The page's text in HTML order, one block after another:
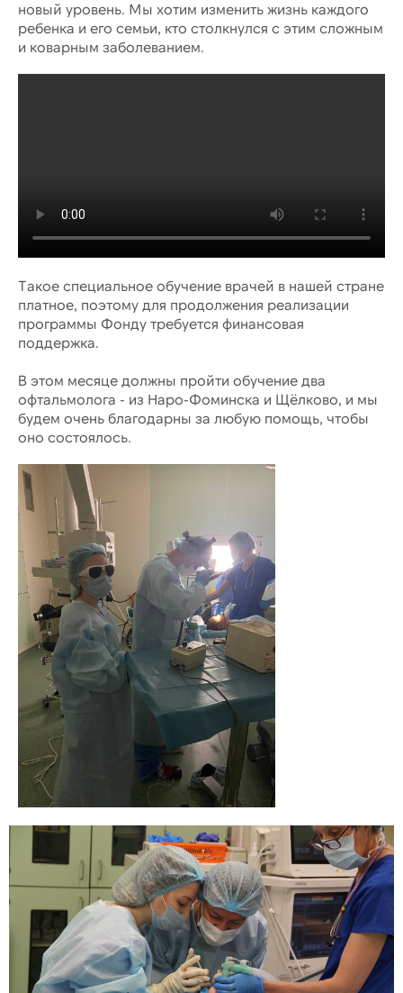
новый уровень. Мы хотим изменить жизнь каждого
ребенка и его семьи, кто столкнулся с этим сложным
и коварным заболеванием.
Такое специальное обучение врачей в нашей стране
платное, поэтому для продолжения реализации
программы Фонду требуется финансовая
поддержка.
В этом месяце должны пройти обучение два
офтальмолога - из Наро-Фоминска и Щёлково, и мы
будем очень благодарны за любую помощь, чтобы
оно состоялось.